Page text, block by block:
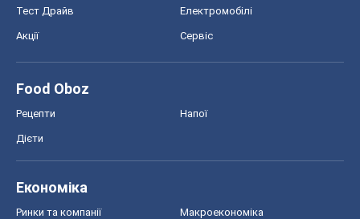
Тест Драйв Електромобілі
Акції Сервіс
Food Oboz
Рецепти Напої
Дієти
Економіка
Ринки та компанії Макроекономіка